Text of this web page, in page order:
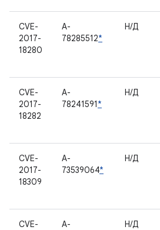
CVE-
2017-
18280
A-
78285512*
Н/Д
CVE-
2017-
18282
A-
78241591*
Н/Д
CVE-
2017-
18309
A-
73539064*
Н/Д
CVE-
A-
Н/Д